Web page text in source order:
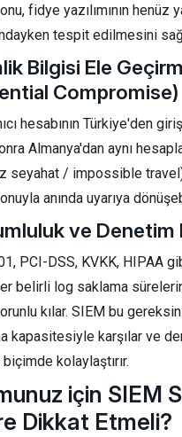
fidye yazılımının henüz
tespit edilmesini
Bilgisi Ele
Compromise)
hesabının Türkiye'den
Almanya'dan aynı
seyahat / impossible
anında uyarıya
ve Denetim
PCI-DSS, KVKK, HIPAA
belirli log saklama
kılar. SIEM bu
kapasitesiyle karşılar ve
kolaylaştırır.
için SIEM
Dikkat Etmeli?